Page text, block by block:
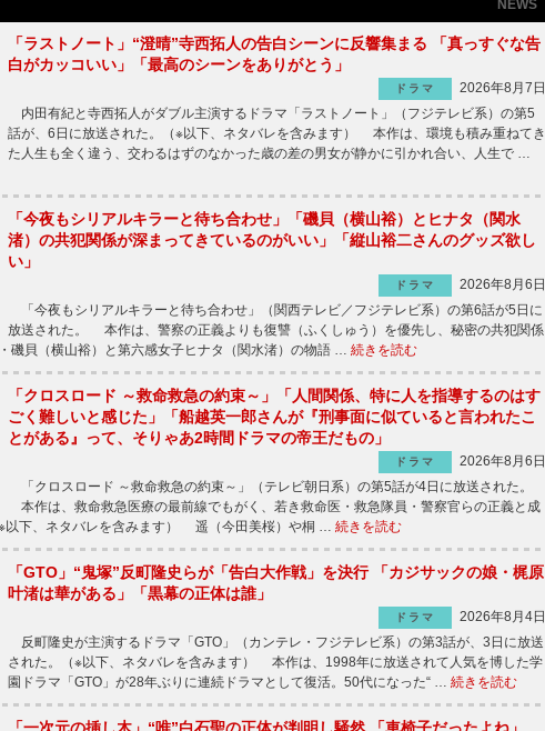
NEWS
「ラストノート」“澄晴”寺西拓人の告白シーンに反響集まる 「真っすぐな告
白がカッコいい」「最高のシーンをありがとう」
ドラマ
2026年8月7日
内田有紀と寺西拓人がダブル主演するドラマ「ラストノート」（フジテレビ系）の第5
話が、6日に放送された。（※以下、ネタバレを含みます） 本作は、環境も積み重ねてき
た人生も全く違う、交わるはずのなかった歳の差の男女が静かに引かれ合い、人生で …
「今夜もシリアルキラーと待ち合わせ」「磯貝（横山裕）とヒナタ（関水
渚）の共犯関係が深まってきているのがいい」「縦山裕二さんのグッズ欲し
い」
ドラマ
2026年8月6日
「今夜もシリアルキラーと待ち合わせ」（関西テレビ／フジテレビ系）の第6話が5日に
放送された。 本作は、警察の正義よりも復讐（ふくしゅう）を優先し、秘密の共犯関係
磯貝（横山裕）と第六感女子ヒナタ（関水渚）の物語 … 続きを読む
「クロスロード ～救命救急の約束～」「人間関係、特に人を指導するのはす
ごく難しいと感じた」「船越英一郎さんが『刑事面に似ていると言われたこ
とがある』って、そりゃあ2時間ドラマの帝王だもの」
ドラマ
2026年8月6日
「クロスロード ～救命救急の約束～」（テレビ朝日系）の第5話が4日に放送された。
本作は、救命救急医療の最前線でもがく、若き救命医・救急隊員・警察官らの正義と成
以下、ネタバレを含みます） 遥（今田美桜）や桐 … 続きを読む
「GTO」“鬼塚”反町隆史らが「告白大作戦」を決行 「カジサックの娘・梶原
叶渚は華がある」「黒幕の正体は誰」
ドラマ
2026年8月4日
反町隆史が主演するドラマ「GTO」（カンテレ・フジテレビ系）の第3話が、3日に放送
された。（※以下、ネタバレを含みます） 本作は、1998年に放送されて人気を博した学
園ドラマ「GTO」が28年ぶりに連続ドラマとして復活。50代になった“ … 続きを読む